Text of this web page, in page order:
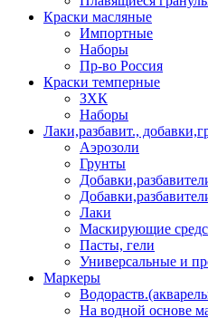
Краски масляные
Импортные
Наборы
Пр-во Россия
Краски темперные
ЗХК
Наборы
Лаки,разбавит.,
Аэрозоли
Грунты
Лаки
Маскирующие
Пасты, гели
Универсальные и
Маркеры
На водной основе